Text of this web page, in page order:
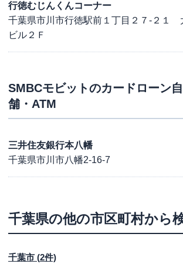
行徳むじんくんコーナー
千葉県市川市行徳駅前１丁目２７-２１
ビル２Ｆ
SMBCモビットのカードローン
舗・ATM
三井住友銀行本八幡
千葉県市川市八幡2-16-7
千葉県の他の市区町村から
千葉市 (2件)